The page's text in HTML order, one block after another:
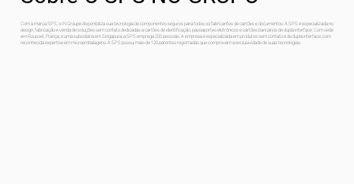
Com a marca SPS, o IN Groupe disponibiliza sua tecnologia de componentes seguros para todos os fabricantes de cartões e documentos. A SPS é especializada no
design, fabricação e venda de soluções sem contato dedicadas a cartões de identificação, passaportes eletrônicos e cartões bancários de dupla interface. Com sede
em Rousset, França, e uma subsidiária em Singapura, a SPS emprega 250 pessoas. A empresa é especializada em produtos sem contato e de dupla interface, com
reconhecida expertise em microembalagens. A SPS possui mais de 120 patentes registradas que comprovam a exclusividade de suas tecnologias.